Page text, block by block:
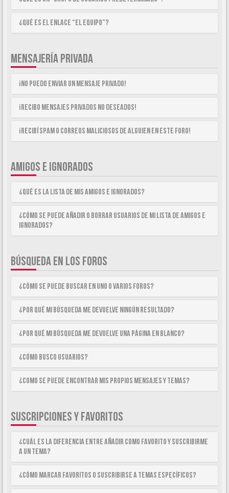
¿Qué es el enlace “El equipo”?
MENSAJERÍA PRIVADA
¡No puedo enviar un mensaje privado!
¡Recibo mensajes privados no deseados!
¡Recibí spam o correos maliciosos de alguien en este foro!
AMIGOS E IGNORADOS
¿Qué es la lista de Mis Amigos e Ignorados?
¿Cómo se puede añadir o borrar usuarios de mi lista de Amigos e
Ignorados?
BÚSQUEDA EN LOS FOROS
¿Cómo se puede buscar en uno o varios foros?
¿Por qué mi búsqueda me devuelve ningún resultado?
¿Por qué mi búsqueda me devuelve una página en blanco?
¿Cómo busco usuarios?
¿Como se puede encontrar mis propios mensajes y temas?
SUSCRIPCIONES Y FAVORITOS
¿Cuál es la diferencia entre añadir como Favorito y suscribirme
a un tema?
¿Cómo marcar Favoritos o suscribirse a temas específicos?